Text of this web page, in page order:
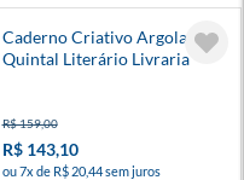
Caderno Criativo Argolado
Quintal Literário Livraria
R$ 159,00
R$ 143,10
ou 7x de R$ 20,44 sem juros